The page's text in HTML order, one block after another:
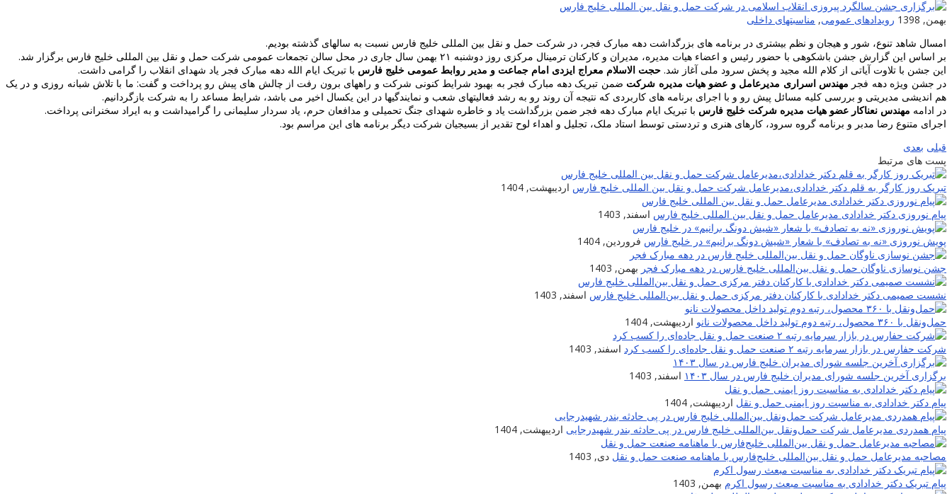
بهمن, 1398 رویدادهای عمومی, مناسبتهای داخلی
امسال شاهد تنوع، شور و هیجان و نظم بیشتری در برنامه های بزرگداشت دهه مبارک فجر، در شرکت حمل و نقل بین المللی خلیج فارس نسبت به سالهای گذشته بودیم.
بر اساس این گزارش جشن باشکوهی با حضور رئیس و اعضاء هیات مدیره، مدیران و کارکنان ترمینال مرکزی روز دوشنبه ۲۱ بهمن سال جاری در محل سالن تجمعات عمومی شرکت حمل و نقل بین المللی خلیج فارس برگزار شد.
این جشن با تلاوت آیاتی از کلام الله مجید و پخش سرود ملی آغاز شد. حجت الاسلام معراج ایزدی امام جماعت و مدیر روابط عمومی خلیج فارس با تبریک ایام الله دهه مبارک فجر یاد شهدای انقلاب را گرامی داشت.
در جشن ویژه دهه فجر مهندس اسراری مدیرعامل و عضو هیات مدیره شرکت ضمن تبریک دهه مبارک فجر به بهبود شرایط کنونی شرکت و راههای برون رفت از چالش های پیش رو پرداخت و گفت: ما با تلاش شبانه روزی و در یک
هم اندیشی مدیریتی و بررسی کلیه مسائل پیش رو و با اجرای برنامه های کاربردی که نتیجه آن روند رو به رشد فعالیتهای شعب و نمایندگیها در این یکسال اخیر می باشد، شرایط مساعد را به شرکت بازگردانیم.
در ادامه مهندس نعناکار عضو هیات مدیره شرکت خلیج فارس با تبریک ایام مبارک دهه فجر ضمن بزرگداشت یاد و خاطره شهدای جنگ تحمیلی و مدافعان حرم، یاد سردار سلیمانی را گرامیداشت و به ایراد سخنرانی پرداخت.
اجرای متنوع رضا مدبر و برنامه گروه سرود، کارهای هنری و تردستی توسط استاد ملک، تجلیل و اهداء لوح تقدیر از بسیجیان شرکت دیگر برنامه های این مراسم بود.
قبلی بعدی
پست های مرتبط
تبریک روز کارگر به قلم دکتر خدادادی،مدیرعامل شرکت حمل و نقل بین المللی خلیج فارس اردیبهشت, 1404
پیام نوروزی دکتر خدادادی مدیرعامل حمل و نقل بین المللی خلیج فارس اسفند, 1403
پویش نوروزی «نه به تصادف» با شعار «شیش دونگ برانیم» در خلیج فارس فروردین, 1404
جشن نوسازی ناوگان حمل و نقل بین‌المللی خلیج فارس در دهه مبارک فجر بهمن, 1403
نشست صمیمی دکتر خدادادی با کارکنان دفتر مرکزی حمل و نقل بین‌المللی خلیج فارس اسفند, 1403
حمل‌ونقل با ۳۶۰ محصول، رتبه دوم تولید داخل محصولات نانو
اردیبهشت, 1404
شرکت حفارس در بازار سرمایه رتبه ۲ صنعت حمل و نقل جاده‌ای را کسب کرد
اسفند, 1403
برگزاری آخرین جلسه شورای مدیران خلیج فارس در سال ۱۴۰۳
اسفند, 1403
پیام دکتر خدادادی به مناسبت روز ایمنی حمل و نقل اردیبهشت, 1404
پیام همدردی مدیرعامل شرکت حمل‌ونقل بین‌المللی خلیج فارس در پی حادثه بندر شهیدرجایی اردیبهشت, 1404
مصاحبه مدیرعامل حمل و نقل بین‌المللی خلیج‌‌فارس با ماهنامه صنعت حمل و نقل دی, 1403
پیام تبریک دکتر خدادادی به مناسبت مبعث رسول اکرم بهمن, 1403